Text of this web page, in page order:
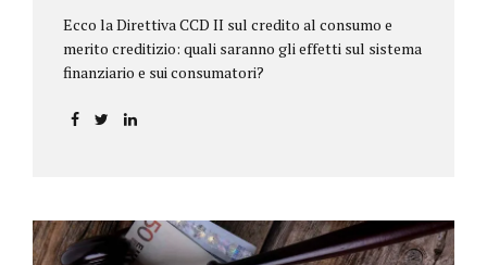
Ecco la Direttiva CCD II sul credito al consumo e
merito creditizio: quali saranno gli effetti sul sistema
finanziario e sui consumatori?